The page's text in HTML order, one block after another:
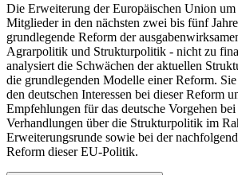
Die Erweiterung der Europäischen Union
Mitglieder in den nächsten zwei bis fünf
grundlegende Reform der
Agrarpolitik und Strukturpolitik - nicht zu
analysiert die Schwächen der aktuellen
die grundlegenden Modelle einer Reform.
den deutschen Interessen bei dieser Reform
Empfehlungen für das deutsche Vorgehen bei
Verhandlungen über die Strukturpolitik im
Erweiterungsrunde sowie bei der
Reform dieser EU-Politik.